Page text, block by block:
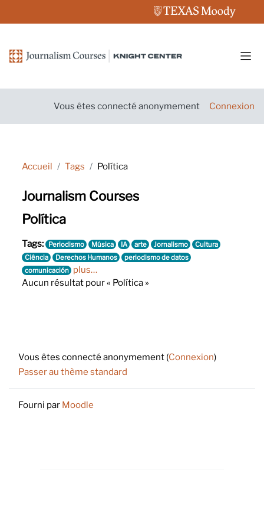
Vous êtes connecté anonymement Connexion
Accueil Tags Política
Journalism Courses
Política
Tags: Periodismo Música IA arte Jornalismo
Cultura
Ciência
Derechos Humanos
periodismo de datos
comunicación plus…
Aucun résultat pour « Política »
Vous êtes connecté anonymement (Connexion)
Passer au thème standard
Fourni par Moodle